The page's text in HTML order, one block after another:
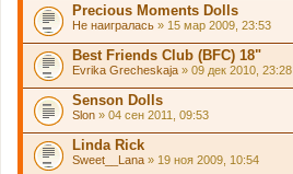
Precious Moments Dolls
Не наигралась » 15 мар 2009, 23:53
Best Friends Club (BFC) 18"
Evrika Grecheskaja » 09 дек 2010, 23:28
Senson Dolls
Slon » 04 сен 2011, 09:53
Linda Rick
Sweet__Lana » 19 ноя 2009, 10:54